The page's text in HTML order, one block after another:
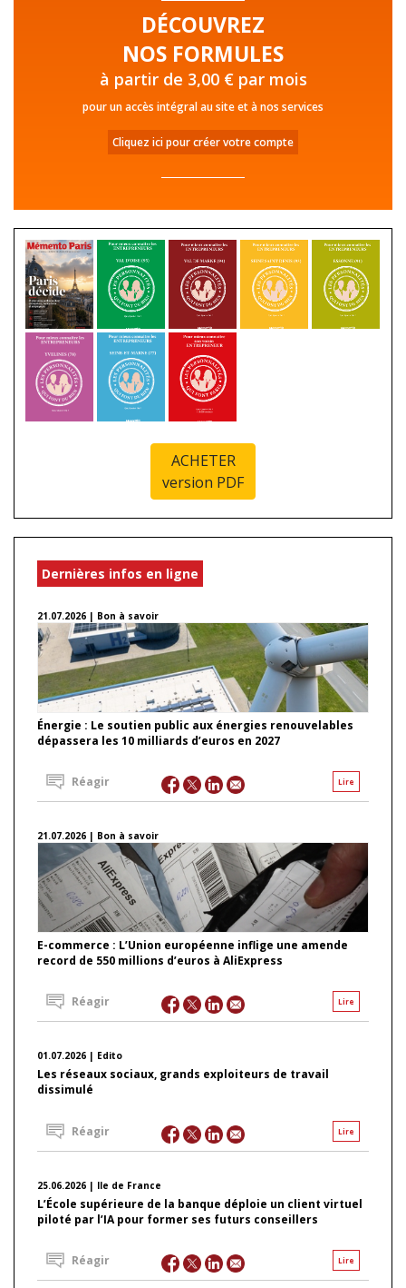
DÉCOUVREZ
NOS FORMULES
à partir de 3,00 € par mois
pour un accès intégral au site et à nos services
Cliquez ici pour créer votre compte
ACHETER
version PDF
Dernières infos en ligne
21.07.2026 | Bon à savoir
Énergie : Le soutien public aux énergies renouvelables
dépassera les 10 milliards d’euros en 2027
Lire
Réagir
21.07.2026 | Bon à savoir
E-commerce : L’Union européenne inflige une amende
record de 550 millions d’euros à AliExpress
Lire
Réagir
01.07.2026 | Edito
Les réseaux sociaux, grands exploiteurs de travail
dissimulé
Lire
Réagir
25.06.2026 | Ile de France
L’École supérieure de la banque déploie un client virtuel
piloté par l’IA pour former ses futurs conseillers
Lire
Réagir